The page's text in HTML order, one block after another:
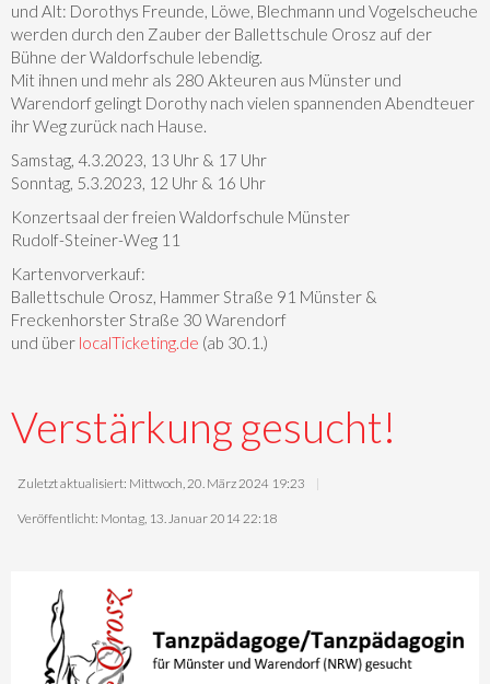
und Alt: Dorothys Freunde, Löwe, Blechmann und Vogelscheuche
werden durch den Zauber der Ballettschule Orosz auf der
Bühne der Waldorfschule lebendig.
Mit ihnen und mehr als 280 Akteuren aus Münster und
Warendorf gelingt Dorothy nach vielen spannenden Abendteuer
ihr Weg zurück nach Hause.
Samstag, 4.3.2023, 13 Uhr & 17 Uhr
Sonntag, 5.3.2023, 12 Uhr & 16 Uhr
Konzertsaal der freien Waldorfschule Münster
Rudolf-Steiner-Weg 11
Kartenvorverkauf:
Ballettschule Orosz, Hammer Straße 91 Münster &
Freckenhorster Straße 30 Warendorf
und über localTicketing.de (ab 30.1.)
Verstärkung gesucht!
Zuletzt aktualisiert: Mittwoch, 20. März 2024 19:23
Veröffentlicht: Montag, 13. Januar 2014 22:18